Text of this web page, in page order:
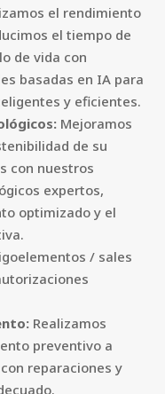
el rendimiento
el tiempo de
de vida con
basadas en IA para
y eficientes.
Mejoramos
de su
con nuestros
expertos,
optimizado y el
/ sales
Realizamos
preventivo a
reparaciones y